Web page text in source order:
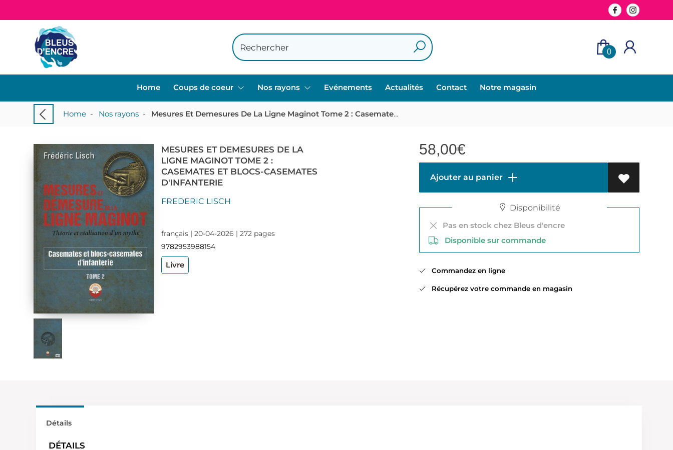
0
Home Coups de coeur Nos rayons Evénements Actualités Contact Notre magasin
Home - Nos rayons - Mesures Et Demesures De La Ligne Maginot Tome 2 : Casemates Et Blocs-casemates D'infanterie
MESURES ET DEMESURES DE LA
LIGNE MAGINOT TOME 2 :
CASEMATES ET BLOCS-CASEMATES
D'INFANTERIE
FREDERIC LISCH
français | 20-04-2026 | 272 pages
9782953988154
Livre
58,00€
Ajouter au panier
Disponibilité
Pas en stock chez Bleus d'encre
Disponible sur commande
Commandez en ligne
Récupérez votre commande en magasin
Détails
DÉTAILS